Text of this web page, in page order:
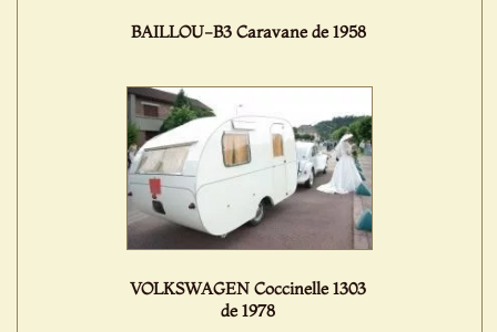
BAILLOU-B3 Caravane de 1958
VOLKSWAGEN Coccinelle 1303
de 1978